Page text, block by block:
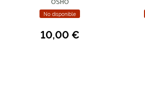
No disponible
10,00 €